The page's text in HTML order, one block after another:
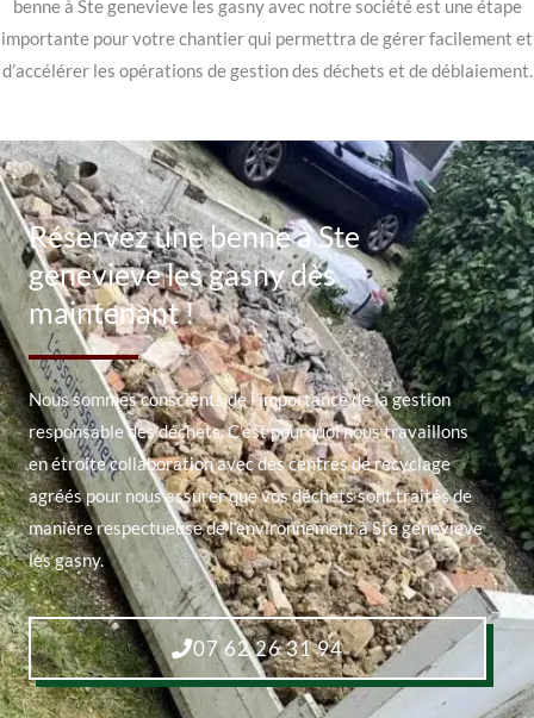
benne à Ste genevieve les gasny avec notre société est une étape
importante pour votre chantier qui permettra de gérer facilement et
d’accélérer les opérations de gestion des déchets et de déblaiement.
Réservez une benne à Ste
genevieve les gasny dès
maintenant !
Nous sommes conscients de l’importance de la gestion
responsable des déchets. C’est pourquoi nous travaillons
en étroite collaboration avec des centres de recyclage
agréés pour nous assurer que vos déchets sont traités de
manière respectueuse de l’environnement à Ste genevieve
les gasny.
07 62 26 31 94